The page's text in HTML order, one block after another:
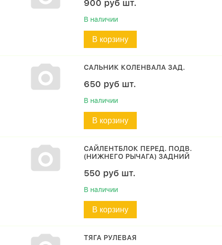
900 руб шт.
В наличии
В корзину
САЛЬНИК КОЛЕНВАЛА ЗАД.
650 руб шт.
В наличии
В корзину
САЙЛЕНТБЛОК ПЕРЕД. ПОДВ.
(НИЖНЕГО РЫЧАГА) ЗАДНИЙ
550 руб шт.
В наличии
В корзину
ТЯГА РУЛЕВАЯ